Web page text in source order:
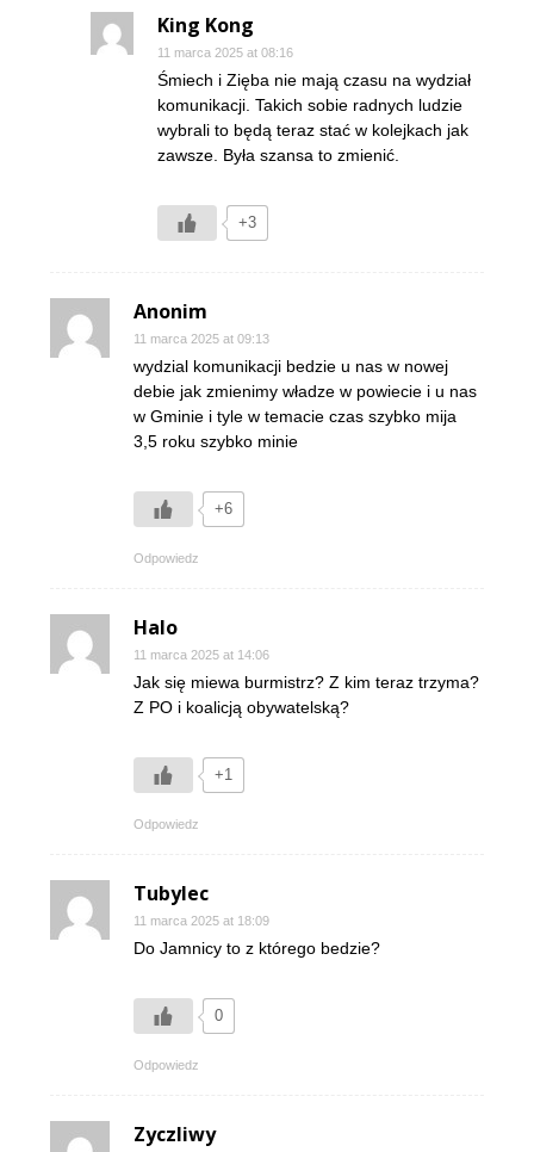
King Kong
11 marca 2025 at 08:16
Śmiech i Zięba nie mają czasu na wydział
komunikacji. Takich sobie radnych ludzie
wybrali to będą teraz stać w kolejkach jak
zawsze. Była szansa to zmienić.
+3
Anonim
11 marca 2025 at 09:13
wydzial komunikacji bedzie u nas w nowej
debie jak zmienimy władze w powiecie i u nas
w Gminie i tyle w temacie czas szybko mija
3,5 roku szybko minie
+6
Odpowiedz
Halo
11 marca 2025 at 14:06
Jak się miewa burmistrz? Z kim teraz trzyma?
Z PO i koalicją obywatelską?
+1
Odpowiedz
Tubylec
11 marca 2025 at 18:09
Do Jamnicy to z którego bedzie?
0
Odpowiedz
Zyczliwy